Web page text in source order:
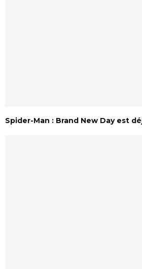
Spider-Man : Brand New Day est